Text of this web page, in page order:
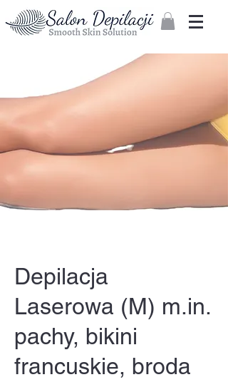
Zaloguj
Depilacja
Laserowa (M) m.in.
pachy, bikini
francuskie, broda